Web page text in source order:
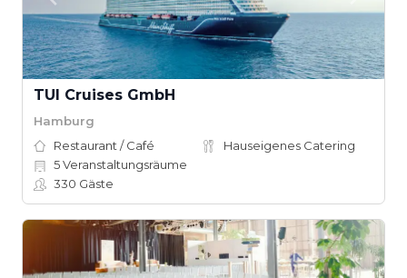
TUI Cruises GmbH
Hamburg
Restaurant / Café
Hauseigenes Catering
5Veranstaltungsräume
330 Gäste